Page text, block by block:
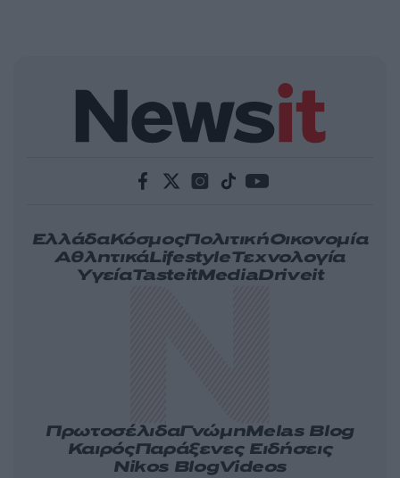
ΕλλάδαΚόσμοςΠολιτικήΟικονομία
ΑθλητικάLifestyleΤεχνολογία
ΥγείαTasteitMediaDriveit
ΠρωτοσέλιδαΓνώμηMelas Blog
ΚαιρόςΠαράξενες Ειδήσεις
Nikos BlogVideos